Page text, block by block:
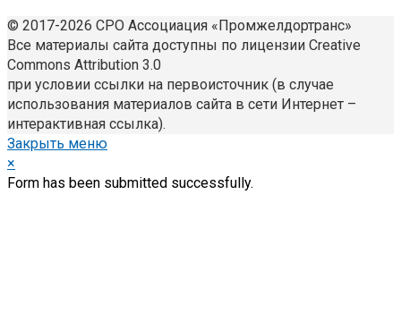
© 2017-2026 СРО Ассоциация «Промжелдортранс»
Все материалы сайта доступны по лицензии Creative
Commons Attribution 3.0
при условии ссылки на первоисточник (в случае
использования материалов сайта в сети Интернет –
интерактивная ссылка).
Закрыть меню
×
Form has been submitted successfully.